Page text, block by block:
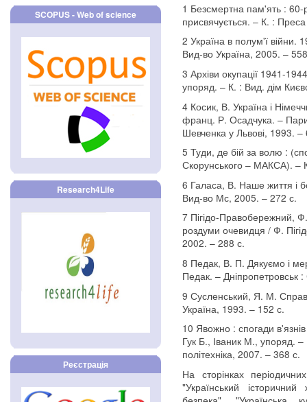
SCOPUS - Web of science
Research4Life
Реєстрація
1 Безсмертна пам'ять : 60-
присвячується. – К. :
2 Україна в полум'ї
Вид-во Україна, 2005. –
3 Архіви окупації 1941-
упоряд. – К. : Вид. дім
4 Косик, В. Україна і
франц. Р. Осадчука. –
Шевченка у Львові, 1993. –
5 Туди, де бій за волю :
Скорунського – МАКСА). –
6 Галаса, В. Наше життя і
Вид-во Мс, 2005. – 272 с.
7 Пігідо-Правобережний,
роздуми очевидця / Ф.
2002. – 288 с.
8 Педак, В. П. Дякуємо і
Педак. – Дніпропетровськ
9 Сусленський, Я. М.
Україна, 1993. – 152 с.
10 Явожно : спогади
Гук Б., Іваник М., упоряд.
політехніка, 2007. – 368 с.
На сторінках
"Український